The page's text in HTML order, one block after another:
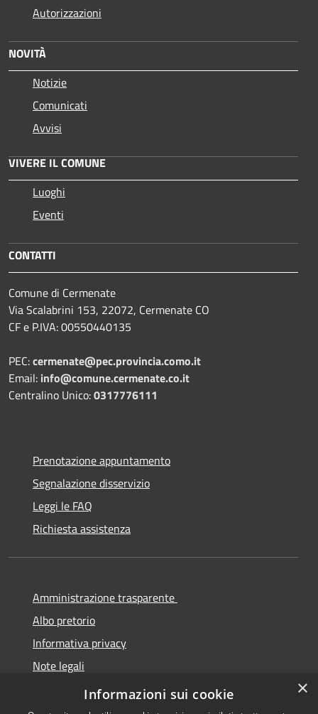
Autorizzazioni
NOVITÀ
Notizie
Comunicati
Avvisi
VIVERE IL COMUNE
Luoghi
Eventi
CONTATTI
Comune di Cermenate
Via Scalabrini 153, 22072, Cermenate CO
CF e P.IVA: 00550440135
PEC:cermenate@pec.provincia.como.it
Email: info@comune.cermenate.co.it
Centralino Unico:0317776111
Prenotazione appuntamento
Segnalazione disservizio
Leggi le FAQ
Richiesta assistenza
Amministrazione trasparente
Albo pretorio
Informativa privacy
Note legali
Dichiarazione di accessibilità
×
Informazioni sui cookie